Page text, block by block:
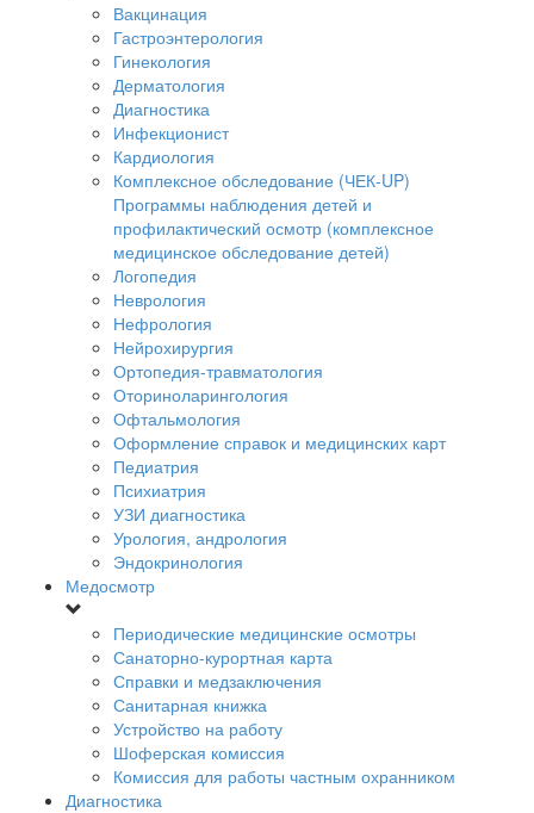
Вакцинация
Гастроэнтерология
Гинекология
Дерматология
Диагностика
Инфекционист
Кардиология
Комплексное обследование (ЧЕК-UP)
Программы наблюдения детей и
профилактический осмотр (комплексное
медицинское обследование детей)
Логопедия
Неврология
Нефрология
Нейрохирургия
Ортопедия-травматология
Оториноларингология
Офтальмология
Оформление справок и медицинских карт
Педиатрия
Психиатрия
УЗИ диагностика
Урология, андрология
Эндокринология
Медосмотр
Периодические медицинские осмотры
Санаторно-курортная карта
Справки и медзаключения
Санитарная книжка
Устройство на работу
Шоферская комиссия
Комиссия для работы частным охранником
Диагностика